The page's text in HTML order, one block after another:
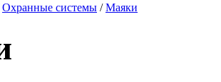
Охранные системы /Маяки